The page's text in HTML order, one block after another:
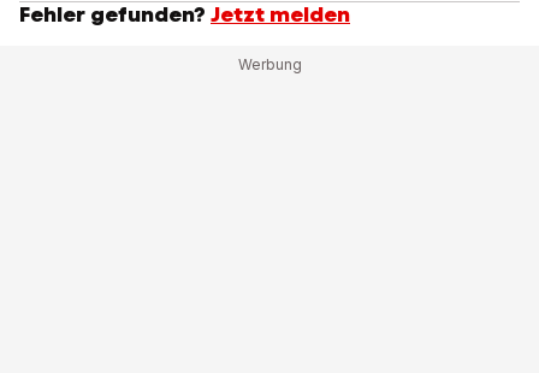
Fehler gefunden? Jetzt melden